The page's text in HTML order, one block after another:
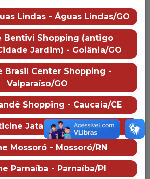
1 pipoca média
2 latas de
refrigerante
1 chocolate KitKat
Lindas - Águas Lindas/GO
Bentivi Shopping (antigo
Jardim) - Goiânia/GO
Brasil Center Shopping -
Valparaíso/GO
Shopping - Caucaia/CE
Jataí - Jataí/GO
Mossoró - Mossoró/RN
Parnaíba - Parnaíba/PI